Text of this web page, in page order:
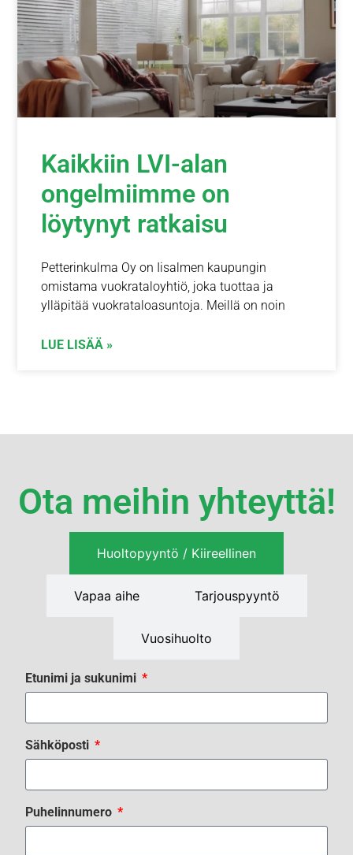
Kaikkiin LVI-alan
ongelmiimme on
löytynyt ratkaisu
Petterinkulma Oy on Iisalmen kaupungin
omistama vuokrataloyhtiö, joka tuottaa ja
ylläpitää vuokrataloasuntoja. Meillä on noin
LUE LISÄÄ »
Ota meihin yhteyttä!
Huoltopyyntö / Kiireellinen
Vapaa aihe Tarjouspyyntö
Vuosihuolto
Etunimi ja sukunimi
Sähköposti
Puhelinnumero